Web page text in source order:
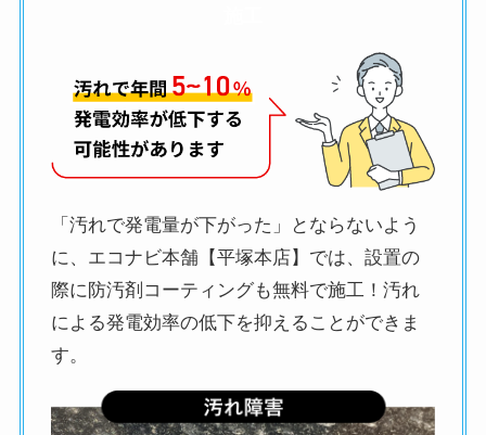
「汚れで発電量が下がった」とならないよう
に、エコナビ本舗【平塚本店】では、設置の
際に防汚剤コーティングも無料で施工！汚れ
による発電効率の低下を抑えることができま
す。